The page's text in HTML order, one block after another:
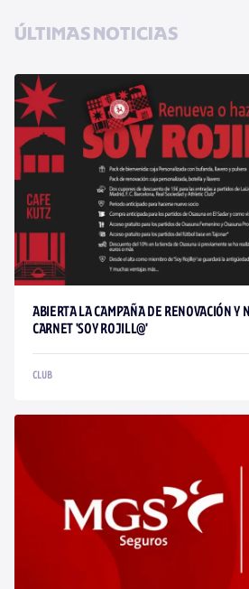
ÚLTIMAS NOTICIAS
ABIERTA LA CAMPAÑA DE RENOVACIÓN Y
CARNET 'SOY ROJILL@'
CLUB